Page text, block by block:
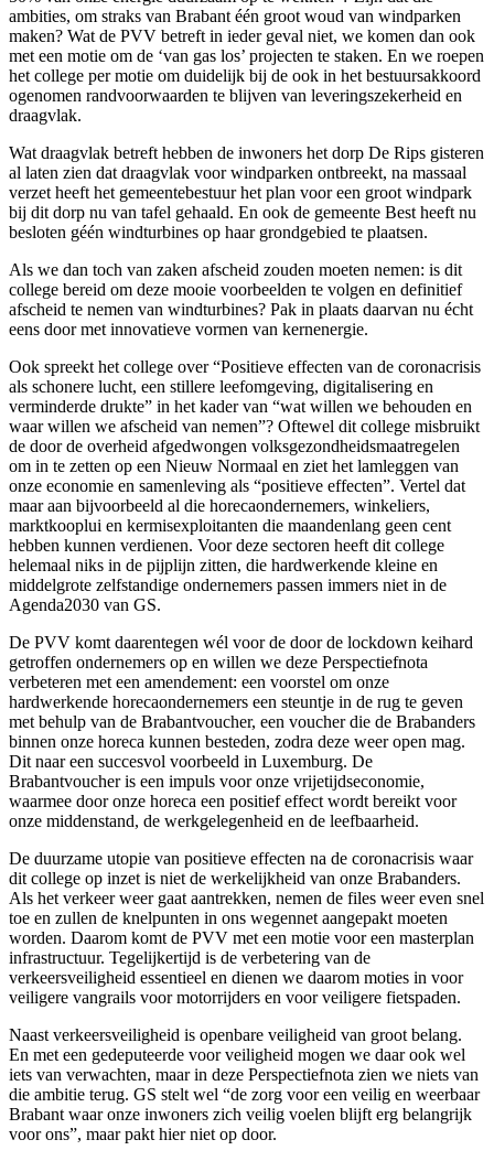
ambities, om straks van Brabant één groot woud van windparken
maken? Wat de PVV betreft in ieder geval niet, we komen dan ook
met een motie om de ‘van gas los’ projecten te staken. En we roepen
het college per motie om duidelijk bij de ook in het bestuursakkoord
ogenomen randvoorwaarden te blijven van leveringszekerheid en
draagvlak.
Wat draagvlak betreft hebben de inwoners het dorp De Rips gisteren
al laten zien dat draagvlak voor windparken ontbreekt, na massaal
verzet heeft het gemeentebestuur het plan voor een groot windpark
bij dit dorp nu van tafel gehaald. En ook de gemeente Best heeft nu
besloten géén windturbines op haar grondgebied te plaatsen.
Als we dan toch van zaken afscheid zouden moeten nemen: is dit
college bereid om deze mooie voorbeelden te volgen en definitief
afscheid te nemen van windturbines? Pak in plaats daarvan nu écht
eens door met innovatieve vormen van kernenergie.
Ook spreekt het college over “Positieve effecten van de coronacrisis
als schonere lucht, een stillere leefomgeving, digitalisering en
verminderde drukte” in het kader van “wat willen we behouden en
waar willen we afscheid van nemen”? Oftewel dit college misbruikt
de door de overheid afgedwongen volksgezondheidsmaatregelen
om in te zetten op een Nieuw Normaal en ziet het lamleggen van
onze economie en samenleving als “positieve effecten”. Vertel dat
maar aan bijvoorbeeld al die horecaondernemers, winkeliers,
marktkooplui en kermisexploitanten die maandenlang geen cent
hebben kunnen verdienen. Voor deze sectoren heeft dit college
helemaal niks in de pijplijn zitten, die hardwerkende kleine en
middelgrote zelfstandige ondernemers passen immers niet in de
Agenda2030 van GS.
De PVV komt daarentegen wél voor de door de lockdown keihard
getroffen ondernemers op en willen we deze Perspectiefnota
verbeteren met een amendement: een voorstel om onze
hardwerkende horecaondernemers een steuntje in de rug te geven
met behulp van de Brabantvoucher, een voucher die de Brabanders
binnen onze horeca kunnen besteden, zodra deze weer open mag.
Dit naar een succesvol voorbeeld in Luxemburg. De
Brabantvoucher is een impuls voor onze vrijetijdseconomie,
waarmee door onze horeca een positief effect wordt bereikt voor
onze middenstand, de werkgelegenheid en de leefbaarheid.
De duurzame utopie van positieve effecten na de coronacrisis waar
dit college op inzet is niet de werkelijkheid van onze Brabanders.
Als het verkeer weer gaat aantrekken, nemen de files weer even snel
toe en zullen de knelpunten in ons wegennet aangepakt moeten
worden. Daarom komt de PVV met een motie voor een masterplan
infrastructuur. Tegelijkertijd is de verbetering van de
verkeersveiligheid essentieel en dienen we daarom moties in voor
veiligere vangrails voor motorrijders en voor veiligere fietspaden.
Naast verkeersveiligheid is openbare veiligheid van groot belang.
En met een gedeputeerde voor veiligheid mogen we daar ook wel
iets van verwachten, maar in deze Perspectiefnota zien we niets van
die ambitie terug. GS stelt wel “de zorg voor een veilig en weerbaar
Brabant waar onze inwoners zich veilig voelen blijft erg belangrijk
voor ons”, maar pakt hier niet op door.